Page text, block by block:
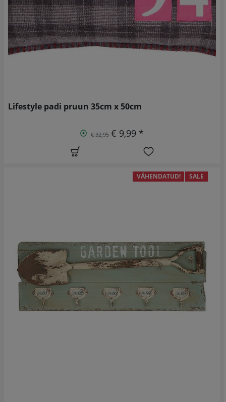
Lifestyle padi pruun 35cm x 50cm
€ 32,95 € 9,99 *
VÄHENDATUD! SALE